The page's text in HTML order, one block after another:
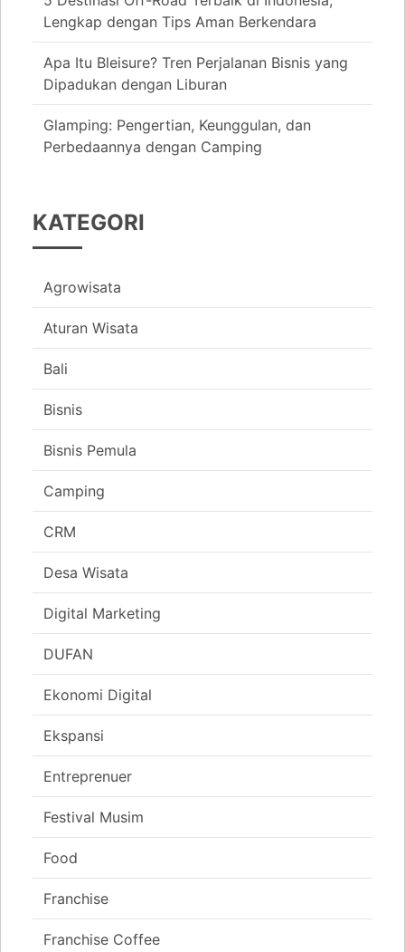
Lengkap dengan Tips Aman Berkendara
Apa Itu Bleisure? Tren Perjalanan Bisnis yang
Dipadukan dengan Liburan
Glamping: Pengertian, Keunggulan, dan
Perbedaannya dengan Camping
KATEGORI
Agrowisata
Aturan Wisata
Bali
Bisnis
Bisnis Pemula
Camping
CRM
Desa Wisata
Digital Marketing
DUFAN
Ekonomi Digital
Ekspansi
Entreprenuer
Festival Musim
Food
Franchise
Franchise Coffee